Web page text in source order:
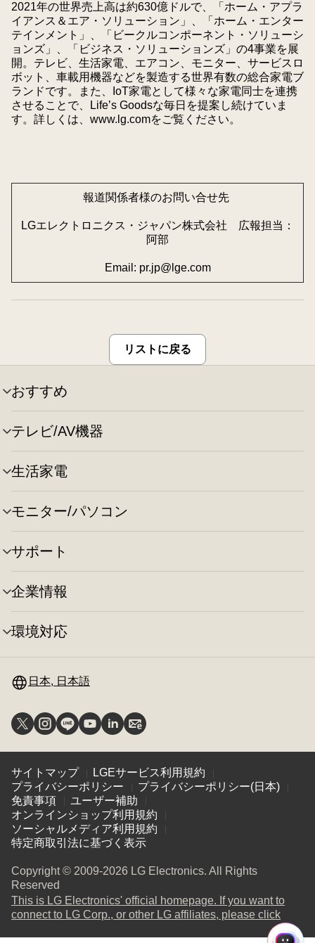
2021年の世界売上高は約630億ドルで、「ホーム・アプラ
イアンス＆エア・ソリューション」、「ホーム・エンター
テインメント」、「ビークルコンポーネント・ソリューシ
ョンズ」、「ビジネス・ソリューションズ」の4事業を展
開。テレビ、生活家電、エアコン、モニター、サービスロ
ボット、車載用機器などを製造する世界有数の総合家電ブ
ランドです。また、IoT家電として様々な家電同士を連携
させることで、Life’s Goodsな毎日を提案し続けていま
す。詳しくは、 www.lg.comをご覧ください。
報道関係者様のお問い合せ先
LGエレクトロニクス・ジャパン株式会社 広報担当：
阿部
Email: pr.jp@lge.com
リストに戻る
おすすめ
メ
ニ
ュ
ー
の
切
り
替
え
テレビ/AV機器
メ
ニ
ュ
ー
の
切
り
替
え
生活家電
メ
ニ
ュ
ー
の
切
り
替
え
モニター/パソコン
メ
ニ
ュ
ー
の
切
り
替
え
サポート
メ
ニ
ュ
ー
の
切
り
替
企業情報
メ
ニ
ュ
ー
り
え
環境対応
メ
ー
の
り
替
え
日本, 日本語
サイトマップ
LGEサービス利用規約
プライバシーポリシー
プライバシーポリシー(日本)
免責事項
ユーザー補助
オンラインショップ利用規約
ソーシャルメディア利用規約
特定商取引法に基づく表示
Copyright © 2009-2026 LG Electronics. All Rights
Reserved
This is LG Electronics' official homepage. If you want to
connect to LG Corp., or other LG affiliates, please click(
in